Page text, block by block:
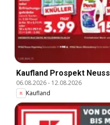
Kaufland Prospekt Neuss
06.08.2026- 12.08.2026
Kaufland